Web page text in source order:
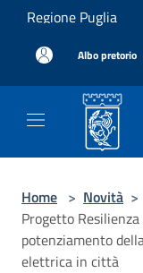
Salta al contenuto
Regione Puglia
Albo pretorio
Home > Novità >
Progetto
potenziamento
elettrica in città